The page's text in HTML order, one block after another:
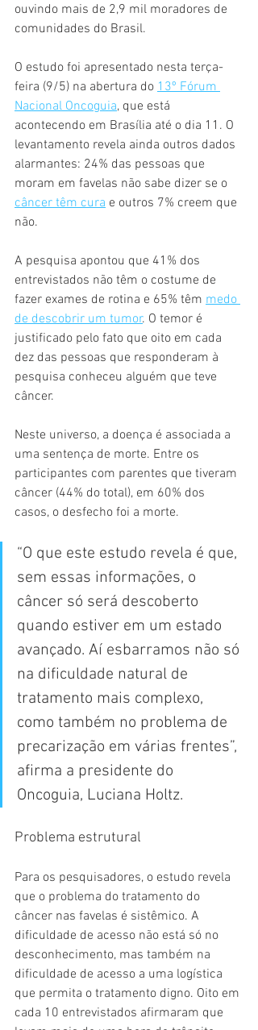
ouvindo mais de 2,9 mil moradores de
comunidades do Brasil.
O estudo foi apresentado nesta terça-
feira (9/5) na abertura do 13º Fórum
Nacional Oncoguia, que está
acontecendo em Brasília até o dia 11. O
levantamento revela ainda outros dados
alarmantes: 24% das pessoas que
moram em favelas não sabe dizer se o
câncer têm cura e outros 7% creem que
não.
A pesquisa apontou que 41% dos
entrevistados não têm o costume de
fazer exames de rotina e 65% têm medo
de descobrir um tumor. O temor é
justificado pelo fato que oito em cada
dez das pessoas que responderam à
pesquisa conheceu alguém que teve
câncer.
Neste universo, a doença é associada a
uma sentença de morte. Entre os
participantes com parentes que tiveram
câncer (44% do total), em 60% dos
casos, o desfecho foi a morte.
“O que este estudo revela é que,
sem essas informações, o
câncer só será descoberto
quando estiver em um estado
avançado. Aí esbarramos não só
na dificuldade natural de
tratamento mais complexo,
como também no problema de
precarização em várias frentes”,
afirma a presidente do
Oncoguia, Luciana Holtz.
Problema estrutural
Para os pesquisadores, o estudo revela
que o problema do tratamento do
câncer nas favelas é sistêmico. A
dificuldade de acesso não está só no
desconhecimento, mas também na
dificuldade de acesso a uma logística
que permita o tratamento digno. Oito em
cada 10 entrevistados afirmaram que